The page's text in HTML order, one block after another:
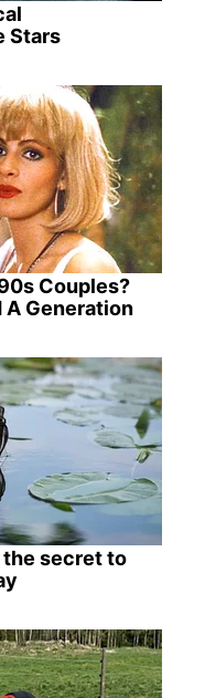
Stars
Couples?
A Generation
secret to